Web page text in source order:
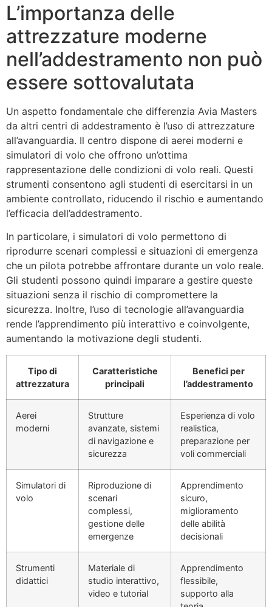
L’importanza delle
attrezzature moderne
nell’addestramento non può
essere sottovalutata
Un aspetto fondamentale che differenzia Avia Masters
da altri centri di addestramento è l’uso di attrezzature
all’avanguardia. Il centro dispone di aerei moderni e
simulatori di volo che offrono un’ottima
rappresentazione delle condizioni di volo reali. Questi
strumenti consentono agli studenti di esercitarsi in un
ambiente controllato, riducendo il rischio e aumentando
l’efficacia dell’addestramento.
In particolare, i simulatori di volo permettono di
riprodurre scenari complessi e situazioni di emergenza
che un pilota potrebbe affrontare durante un volo reale.
Gli studenti possono quindi imparare a gestire queste
situazioni senza il rischio di compromettere la
sicurezza. Inoltre, l’uso di tecnologie all’avanguardia
rende l’apprendimento più interattivo e coinvolgente,
aumentando la motivazione degli studenti.
Tipo di
attrezzatura
Caratteristiche
principali
Benefici per
l’addestramento
Aerei
moderni
Strutture
avanzate, sistemi
di navigazione e
sicurezza
Esperienza di volo
realistica,
preparazione per
voli commerciali
Simulatori di
volo
Riproduzione di
scenari
complessi,
gestione delle
emergenze
Apprendimento
sicuro,
miglioramento
delle abilità
decisionali
Strumenti
didattici
Materiale di
studio interattivo,
video e tutorial
Apprendimento
flessibile,
supporto alla